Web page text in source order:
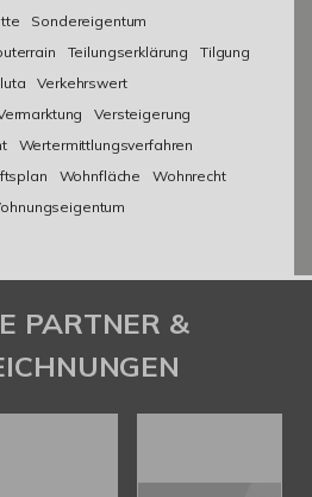
Sondereigentum
Teilungserklärung
Tilgung
Verkehrswert
Versteigerung
Wertermittlungsverfahren
Wohnfläche
Wohnrecht
PARTNER &